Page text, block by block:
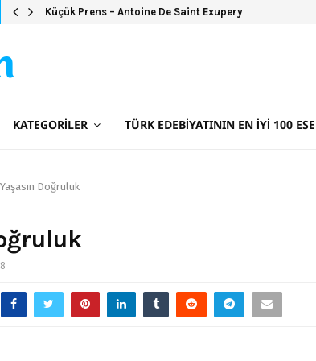
Küçük Prens – Antoine De Saint Exupery
KATEGORILER TÜRK EDEBIYATININ EN İYI 100
Yaşasın Doğruluk